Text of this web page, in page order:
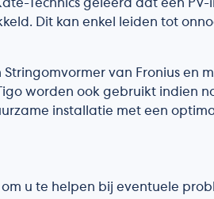
Technics geleerd dat een
Dit kan enkel leiden tot
van Fronius en
worden ook gebruikt indien
installatie met een
u te helpen bij eventuele